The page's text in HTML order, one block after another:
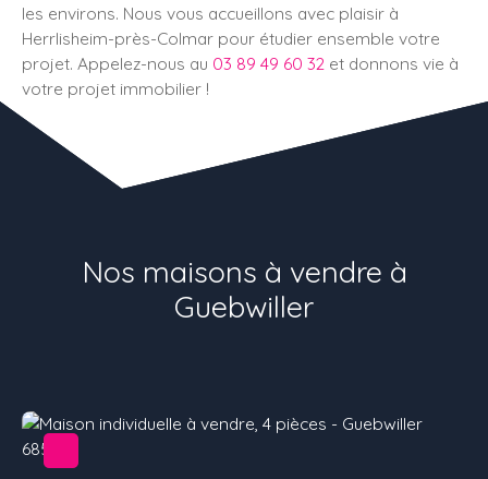
les environs. Nous vous accueillons avec plaisir à
Herrlisheim-près-Colmar pour étudier ensemble votre
projet. Appelez-nous au 03 89 49 60 32 et donnons vie à
votre projet immobilier !
Nos maisons à vendre à
Guebwiller